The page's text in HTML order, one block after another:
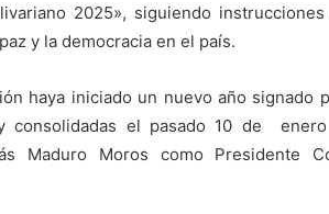
2025», siguiendo
y la democracia en el país.
haya iniciado un nuevo año signado
consolidadas el pasado 10 de
Maduro Moros como Presidente